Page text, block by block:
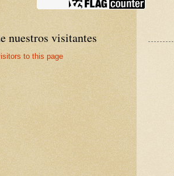
nuestros visitantes